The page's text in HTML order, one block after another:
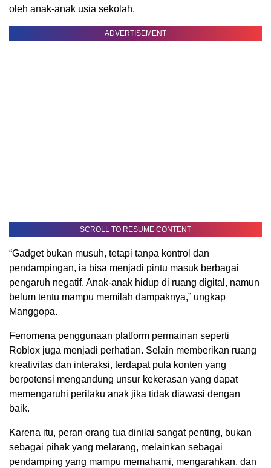
oleh anak-anak usia sekolah.
ADVERTISEMENT
SCROLL TO RESUME CONTENT
“Gadget bukan musuh, tetapi tanpa kontrol dan
pendampingan, ia bisa menjadi pintu masuk berbagai
pengaruh negatif. Anak-anak hidup di ruang digital, namun
belum tentu mampu memilah dampaknya,” ungkap
Manggopa.
Fenomena penggunaan platform permainan seperti
Roblox juga menjadi perhatian. Selain memberikan ruang
kreativitas dan interaksi, terdapat pula konten yang
berpotensi mengandung unsur kekerasan yang dapat
memengaruhi perilaku anak jika tidak diawasi dengan
baik.
Karena itu, peran orang tua dinilai sangat penting, bukan
sebagai pihak yang melarang, melainkan sebagai
pendamping yang mampu memahami, mengarahkan, dan